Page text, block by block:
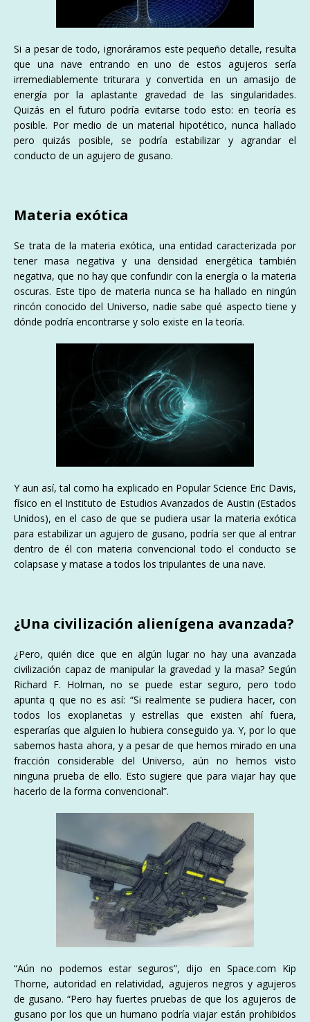
Si a pesar de todo, ignoráramos este pequeño detalle, resulta
que una nave entrando en uno de estos agujeros sería
irremediablemente triturara y convertida en un amasijo de
energía por la aplastante gravedad de las singularidades.
Quizás en el futuro podría evitarse todo esto: en teoría es
posible. Por medio de un material hipotético, nunca hallado
pero quizás posible, se podría estabilizar y agrandar el
conducto de un agujero de gusano.
Materia exótica
Se trata de la materia exótica, una entidad caracterizada por
tener masa negativa y una densidad energética también
negativa, que no hay que confundir con la energía o la materia
oscuras. Este tipo de materia nunca se ha hallado en ningún
rincón conocido del Universo, nadie sabe qué aspecto tiene y
dónde podría encontrarse y solo existe en la teoría.
Y aun así, tal como ha explicado en Popular Science Eric Davis,
físico en el Instituto de Estudios Avanzados de Austin (Estados
Unidos), en el caso de que se pudiera usar la materia exótica
para estabilizar un agujero de gusano, podría ser que al entrar
dentro de él con materia convencional todo el conducto se
colapsase y matase a todos los tripulantes de una nave.
¿Una civilización alienígena avanzada?
¿Pero, quién dice que en algún lugar no hay una avanzada
civilización capaz de manipular la gravedad y la masa? Según
Richard F. Holman, no se puede estar seguro, pero todo
apunta q que no es así: “Si realmente se pudiera hacer, con
todos los exoplanetas y estrellas que existen ahí fuera,
esperarías que alguien lo hubiera conseguido ya. Y, por lo que
sabemos hasta ahora, y a pesar de que hemos mirado en una
fracción considerable del Universo, aún no hemos visto
ninguna prueba de ello. Esto sugiere que para viajar hay que
hacerlo de la forma convencional”.
“Aún no podemos estar seguros”, dijo en Space.com Kip
Thorne, autoridad en relatividad, agujeros negros y agujeros
de gusano. “Pero hay fuertes pruebas de que los agujeros de
gusano por los que un humano podría viajar están prohibidos